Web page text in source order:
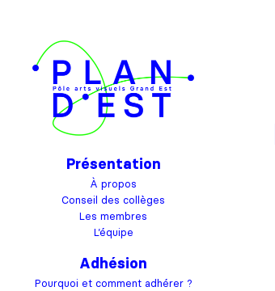
Présentation
À propos
Conseil des collèges
Les membres
L’équipe
Adhésion
Pourquoi et comment adhérer ?